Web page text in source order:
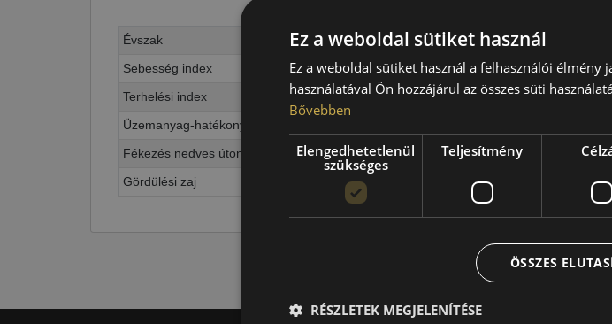
Évszak
Négyévszakos
Sebesség index
W=270 km/h
Terhelési index
92=630kg
Üzemanyag-hatékonyság
Fékezés nedves úton
Gördülési zaj
Ez a weboldal sütiket használ
Ez a weboldal sütiket használ a felhasználói élmény
használatával Ön hozzájárul az összes süti
Bővebben
Elengedhetetlenül
szükséges
Teljesítmény
ÖSSZES
RÉSZLETEK MEGJELENÍTÉSE